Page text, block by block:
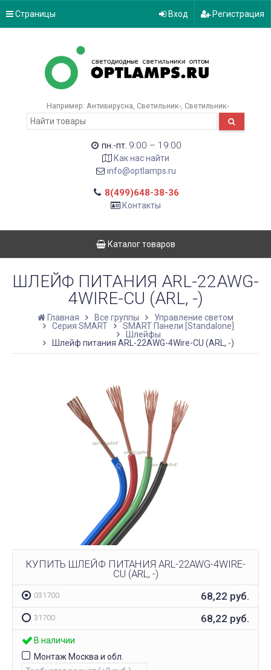
Страницы Вход Регистрация
Например: Антивирусна Светильник- Светильник-
пн.-пт. 9:00 – 19:00
Как нас найти
info@optlamps.ru
8(499)648-38-36
Контакты
Каталог товаров
ШЛЕЙФ ПИТАНИЯ ARL-22AWG-
4WIRE-CU (ARL, -)
Главная Все группы
Управление светом
Серия SMART
SMART Панели [Standalone]
Шлейфы
Шлейф питания ARL-22AWG-4Wire-CU (ARL, -)
КУПИТЬ ШЛЕЙФ ПИТАНИЯ ARL-22AWG-4WIRE-
CU (ARL, -)
031700 68,22 руб.
31700 68,22 руб.
В наличии
Монтаж Москва и обл.